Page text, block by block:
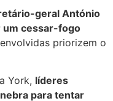
geral António
um cessar-fogo
priorizem o
York, líderes
para tentar